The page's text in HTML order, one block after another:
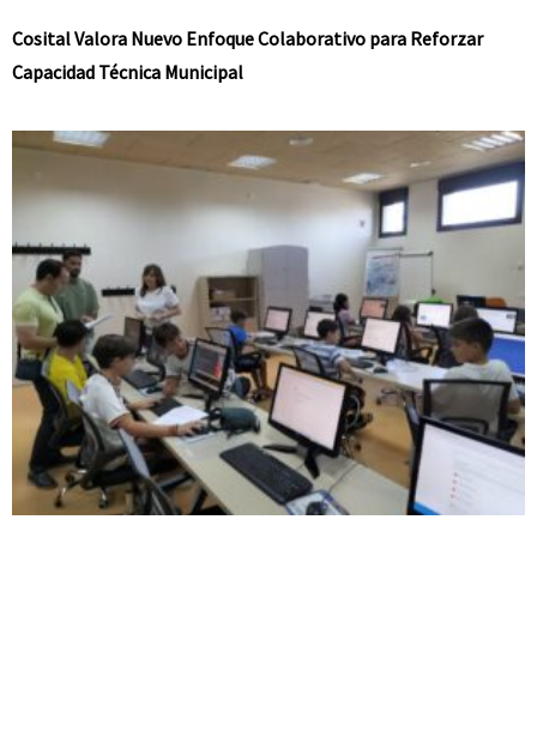
Cosital Valora Nuevo Enfoque Colaborativo para Reforzar
Capacidad Técnica Municipal